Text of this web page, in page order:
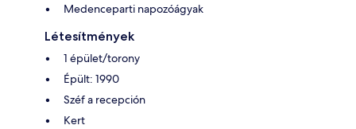
Medenceparti napozóágyak
Létesítmények
1 épület/torony
Épült: 1990
Széf a recepción
Kert